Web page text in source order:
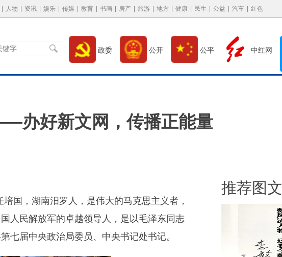
人物 资讯 娱乐 传媒 教育 书画 房产 旅游 地方 健康 民生 公益 汽车 红色
政委 公开 公平 中红网
办好新文网，传播正能量
国，湖南汨罗人，是伟大的马克思主义者，
人民解放军的卓越领导人，是以毛泽东同志
七届中央政治局委员、中央书记处书记。
推荐图文